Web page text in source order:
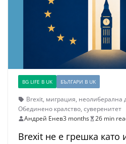
BG LIFE В UK БЪЛГАРИ В UK
Brexit, миграция, неолиберална
Обединено кралство, суверенитет
Андрей Енев3 months 26 min
Brexit не е грешка като